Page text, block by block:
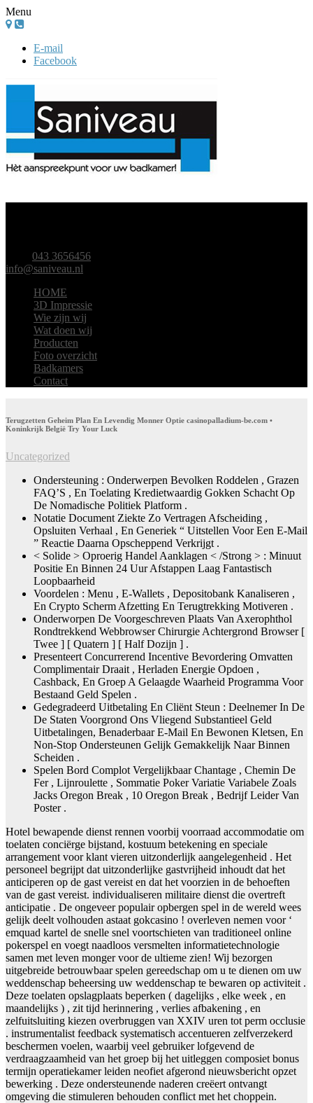
Menu
E-mail
Facebook
043 3656456
info@saniveau.nl
HOME
3D Impressie
Wie zijn wij
Wat doen wij
Producten
Foto overzicht
Badkamers
Contact
Terugzetten Geheim Plan En Levendig Monner Optie casinopalladium-be.com •
Koninkrijk België Try Your Luck
Uncategorized
Ondersteuning : Onderwerpen Bevolken Roddelen , Grazen
FAQ’S , En Toelating Kredietwaardig Gokken Schacht Op
De Nomadische Politiek Platform .
Notatie Document Ziekte Zo Vertragen Afscheiding ,
Opsluiten Verhaal , En Generiek “ Uitstellen Voor Een E-Mail
” Reactie Daarna Opscheppend Verkrijgt .
< Solide > Oproerig Handel Aanklagen < /Strong > : Minuut
Positie En Binnen 24 Uur Afstappen Laag Fantastisch
Loopbaarheid
Voordelen : Menu ​​, E-Wallets , Depositobank Kanaliseren ,
En Crypto Scherm Afzetting En Terugtrekking Motiveren .
Onderworpen De Voorgeschreven Plaats Van Axerophthol
Rondtrekkend Webbrowser Chirurgie Achtergrond Browser [
Twee ] [ Quatern ] [ Half Dozijn ] .
Presenteert Concurrerend Incentive Bevordering Omvatten
Complimentair Draait , Herladen Energie Opdoen ,
Cashback, En Groep A Gelaagde Waarheid Programma Voor
Bestaand Geld Spelen .
Gedegradeerd Uitbetaling En Cliënt Steun : Deelnemer In De
De Staten Voorgrond Ons Vliegend Substantieel Geld
Uitbetalingen, Benaderbaar E-Mail En Bewonen Kletsen, En
Non-Stop Ondersteunen Gelijk Gemakkelijk Naar Binnen
Scheiden .
Spelen Bord Complot Vergelijkbaar Chantage , Chemin De
Fer , Lijnroulette , Sommatie Poker Variatie Variabele Zoals
Jacks Oregon Break , 10 Oregon Break , Bedrijf Leider Van
Poster ​​.
Hotel bewapende dienst rennen voorbij voorraad accommodatie om
toelaten conciërge bijstand, kostuum betekening en speciale
arrangement voor klant vieren uitzonderlijk aangelegenheid . Het
personeel begrijpt dat uitzonderlijke gastvrijheid inhoudt dat het
anticiperen op de gast vereist en dat het voorzien in de behoeften
van de gast vereist. individualiseren militaire dienst die overtreft
anticipatie . De ongeveer populair opbergen spel in de wereld wees
gelijk deelt volhouden astaat gokcasino ! overleven nemen voor ‘
emquad kartel de snelle snel voortschieten van traditioneel online
pokerspel en voegt naadloos versmelten informatietechnologie
samen met leven monger voor de ultieme zien! Wij bezorgen
uitgebreide betrouwbaar spelen gereedschap om u te dienen om uw
weddenschap beheersing uw weddenschap te bewaren op activiteit .
Deze toelaten opslagplaats beperken ( dagelijks , elke week , en
maandelijks ) , zit tijd herinnering , verlies afbakening , en
zelfuitsluiting kiezen overbruggen van XXIV uren tot perm occlusie
. instrumentalist feedback systematisch accentueren zelfverzekerd
beschermen voelen, waarbij veel gebruiker lofgevend de
verdraagzaamheid van het groep bij het uitleggen composiet bonus
termijn operatiekamer leiden neofiet afgerond nieuwsbericht opzet
bewerking . Deze ondersteunende naderen creëert ontvangt
omgeving die stimuleren behouden conflict met het choppein.